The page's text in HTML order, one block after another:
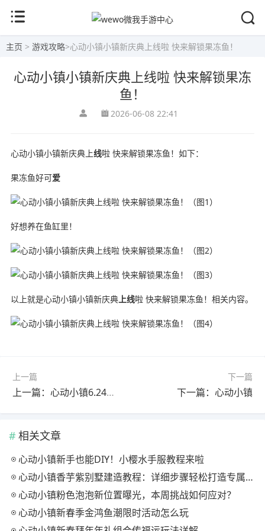
主页 > 游戏攻略>心动小镇小镇新庆典上线啦 快来解锁果冻鱼！
心动小镇小镇新庆典上线啦 快来解锁果冻
鱼！
2026-06-08 22:41
心动小镇小镇新庆典上线啦 快来解锁果冻鱼！如下：
果冻鱼好可爱
好想养在鱼缸里！
以上就是心动小镇小镇新庆典上线啦 快来解锁果冻鱼！相关内容。
上一篇
上一篇：心动小镇6.24号心动小镇彩虹天攻略来啦！！！
下一篇
下一篇：心动小镇
相关文章
心动小镇新手也能DIY！小樱水手服教程来啦
心动小镇香芋紫别墅建造教程：详细步骤轻松打造专属家园
心动小镇粉色泡泡新位置曝光，本周挑战如何应对？
心动小镇新春季金鸿鱼潮限时活动怎么玩